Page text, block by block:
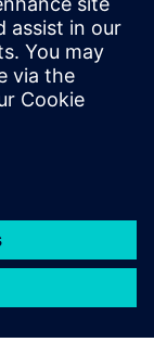
ліній
інноваційних